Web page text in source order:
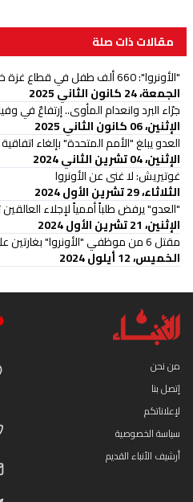
مقالات ذات صلة
"الأونروا": 660 ألف طفل في قطاع غزة خارج المدارس
الجمعة، 24 كانون الثاني 2025
جرّاء البرد وانعدام المأوى.. إرتفاعٌ في
الإثنين، 06 كانون الثاني 2025
العدو يبلغ "الأمم المتحدة" بإلغاء اتفاقية 1967 مع "الأونروا"
الإثنين، 04 تشرين الثاني 2024
غوتيريش: لا غنى عن الأونروا
الثلاثاء، 29 تشرين الأول 2024
"العدو" يرفض طلباً أممياً لإجلاء
الإثنين، 21 تشرين الأول 2024
مقتل 6 من موظفي "الأونروا" بغارتين على مخيم النصيرات
الخميس، 12 أيلول 2024
من نحن
إتصل بنا
لإعلاناتكم
سياسة الخصوصية
أرشيف الأنباء القديم